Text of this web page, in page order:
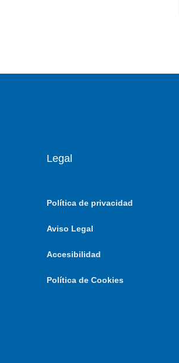
Legal
Política de privacidad
Aviso Legal
Accesibilidad
Política de Cookies